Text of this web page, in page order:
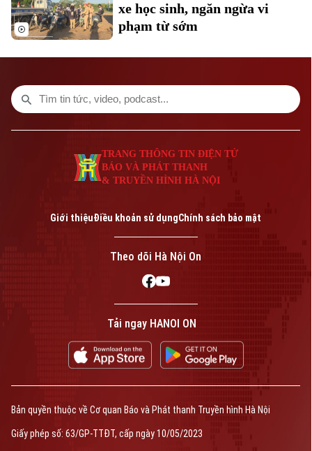
TRANG THÔNG TIN ĐIỆN TỬ
CỦA CƠ QUAN BÁO VÀ PHÁT THANH TRUYỀN HÌNH HÀ NỘI
Phó Giám đốc: Nguyễn Kim Khiêm, Nguyễn Minh Đức, Nguyễn Thành Lợi
xe học sinh, ngăn ngừa vi
phạm từ sớm
TRANG THÔNG TIN ĐIỆN TỬ
BÁO VÀ PHÁT THANH
& TRUYỀN HÌNH HÀ NỘI
Giới thiệuĐiều khoản sử dụngChính sách bảo mật
Theo dõi Hà Nội On
Tải ngay HANOI ON
Bản quyền thuộc về Cơ quan Báo và Phát thanh Truyền hình Hà Nội
Giấy phép số: 63/GP-TTĐT, cấp ngày 10/05/2023